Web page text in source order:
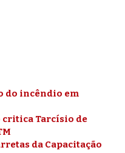
do incêndio em
critica Tarcísio de
da Capacitação